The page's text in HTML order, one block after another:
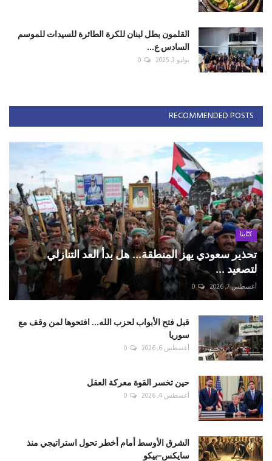
القلمون بطل لبنان للكرة الطائرة للسيدات للموسم
السادس ع...
يوليو 3, 2025 0
RECOMMENDED POSTS
كتّابنا
تحذير سعودي يهز المنطقة... هل بدأ العد التنازلي
لتصعيد ...
أغسطس 7, 2026 0
قبل فتح الأبواب لحزب الله... افتحوها لمن وقف مع
سوريا
أغسطس 6, 2026 0
حين تخسر القوة معركة العقل
أغسطس 4, 2026 0
الشرق الأوسط أمام أخطر تحول استراتيجي منذ
سايكس–بيكو